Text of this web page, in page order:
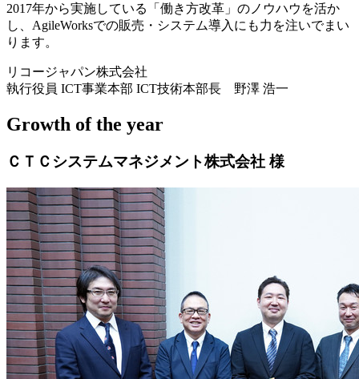
2017年から実施している「働き方改革」のノウハウを活か
し、AgileWorksでの販売・システム導入にも力を注いでまい
ります。
リコージャパン株式会社
執行役員 ICT事業本部 ICT技術本部長 野澤 浩一
Growth of the year
ＣＴＣシステムマネジメント株式会社 様